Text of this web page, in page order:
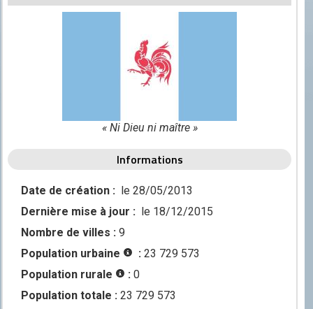
L'UNIVERS GC
Discord
CONTRIBUER
GitHub
« Ni Dieu ni maître »
Informations
Date de création : le 28/05/2013
Dernière mise à jour : le 18/12/2015
Nombre de villes : 9
Population urbaine
: 23 729 573
Population rurale
: 0
Population totale : 23 729 573